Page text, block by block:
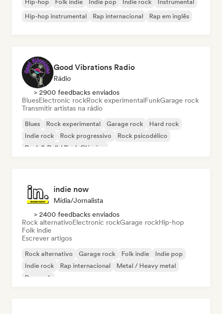
Hip-hop Folk indie Indie pop Indie rock
Instrumental
Hip-hop instrumental
Rap internacional Rap em inglês
Good Vibrations Radio
Rádio
> 2900 feedbacks enviados
BluesElectronic rockRock experimentalFunkGarage rock
Transmitir artistas na rádio
Blues Rock experimental Garage rock
Hard rock
Indie rock
Rock progressivo
Rock psicodélico
Rock & Roll / Rock Clássico
indie now
Mídia/Jornalista
> 2400 feedbacks enviados
Rock alternativoElectronic rockGarage rockHip-hop
Folk indie
Escrever artigos
Rock alternativo Garage rock Folk indie
Indie pop
Indie rock
Rap internacional
Metal / Heavy metal
Pop rock